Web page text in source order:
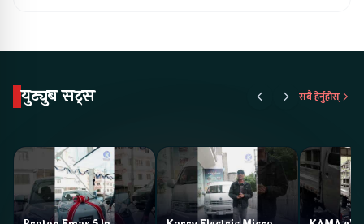
युट्युब सट्स सबै हेर्नुहोस्